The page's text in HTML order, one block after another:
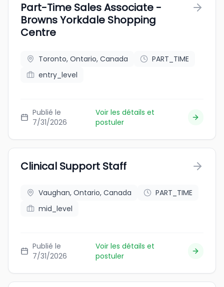
Part-Time Sales Associate -
Browns Yorkdale Shopping
Centre
Toronto, Ontario, Canada
PART_TIME
entry_level
Publié le
7/31/2026
Voir les détails et
postuler
Clinical Support Staff
Vaughan, Ontario, Canada
PART_TIME
mid_level
Publié le
7/31/2026
Voir les détails et
postuler